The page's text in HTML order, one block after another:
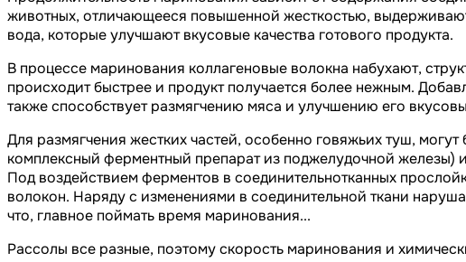
животных, отличающееся повышенной жесткостью,
вода, которые улучшают вкусовые качества готового продукта.
В процессе маринования коллагеновые волокна набухают,
происходит быстрее и продукт получается более нежным.
также способствует размягчению мяса и улучшению его
Для размягчения жестких частей, особенно говяжьих туш,
комплексный ферментный препарат из поджелудочной
Под воздействием ферментов в соединительнотканных
волокон. Наряду с изменениями в соединительной ткани
что, главное поймать время маринования...
Рассолы все разные, поэтому скорость маринования и